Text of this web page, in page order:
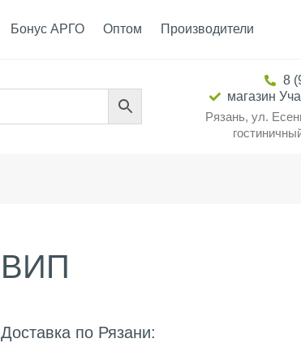
Бонус АРГО Оптом Производители
8
магазин
Рязань, ул.
ВИП
Доставка по Рязани: